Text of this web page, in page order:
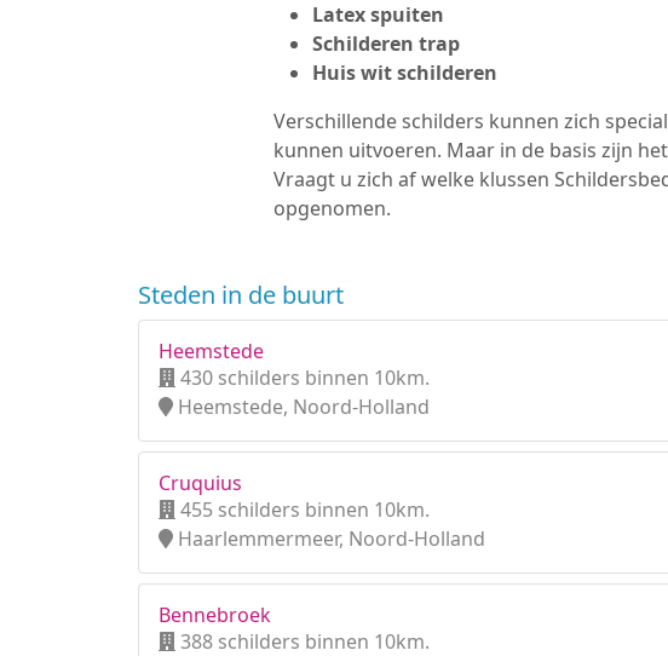
Latex spuiten
Schilderen trap
Huis wit schilderen
Verschillende schilders kunnen zich
kunnen uitvoeren. Maar in de basis zijn
Vraagt u zich af welke klussen
opgenomen.
Steden in de buurt
Heemstede
430 schilders binnen 10km.
Heemstede, Noord-Holland
Cruquius
455 schilders binnen 10km.
Haarlemmermeer, Noord-Holland
Bennebroek
388 schilders binnen 10km.